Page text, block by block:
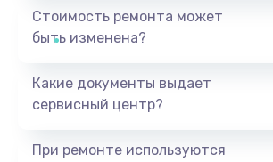
Стоимость ремонта может
быть изменена?
Какие документы выдает
сервисный центр?
При ремонте используются